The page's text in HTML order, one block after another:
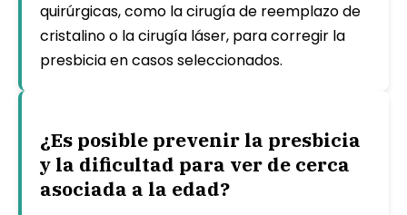
quirúrgicas, como la cirugía de reemplazo de
cristalino o la cirugía láser, para corregir la
presbicia en casos seleccionados.
¿Es posible prevenir la presbicia
y la dificultad para ver de cerca
asociada a la edad?